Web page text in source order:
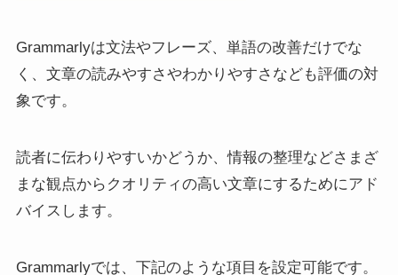
Grammarlyは文法やフレーズ、単語の改善だけでな
く、文章の読みやすさやわかりやすさなども評価の対
象です。
読者に伝わりやすいかどうか、情報の整理などさまざ
まな観点からクオリティの高い文章にするためにアド
バイスします。
Grammarlyでは、下記のような項目を設定可能です。